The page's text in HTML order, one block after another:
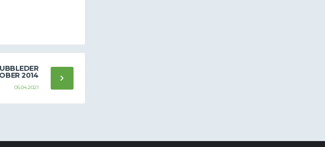
2014
05.04.2021